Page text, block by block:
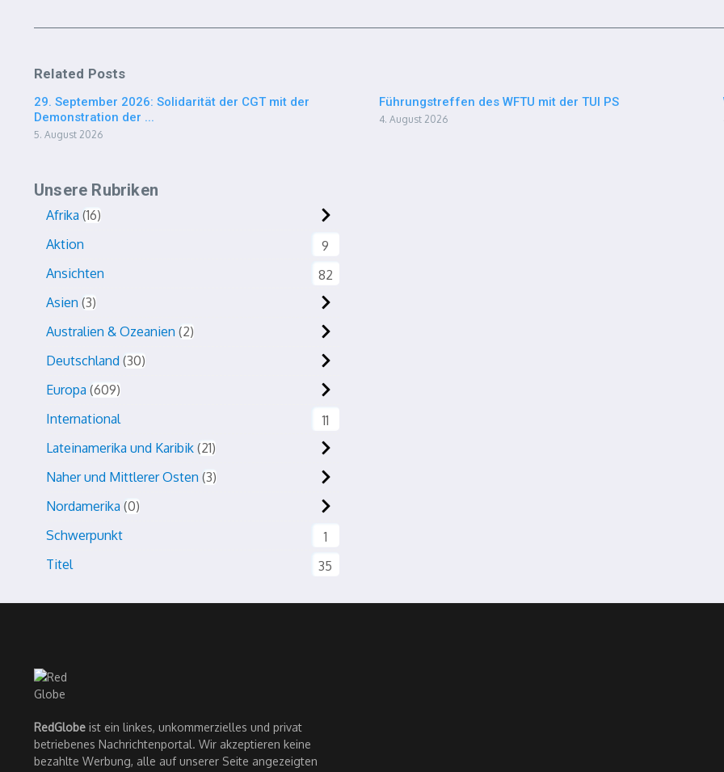
Related Posts
29. September 2026: Solidarität der CGT mit der
Demonstration der ...
5. August 2026
Führungstreffen des WFTU mit der TUI PS
4. August 2026
Unsere Rubriken
Afrika 16
Aktion
9
Ansichten
82
Asien 3
Australien & Ozeanien 2
Deutschland 30
Europa 609
International
11
Lateinamerika und Karibik 21
Naher und Mittlerer Osten 3
Nordamerika 0
Schwerpunkt
1
Titel
35
RedGlobe ist ein linkes, unkommerzielles und privat
betriebenes Nachrichtenportal. Wir akzeptieren keine
bezahlte Werbung, alle auf unserer Seite angezeigten